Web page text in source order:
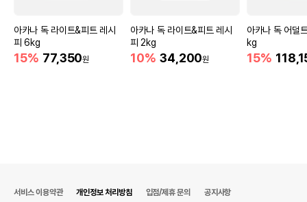
아카나 독 라이트&피트 레시
피 6kg
15% 77,350원
아카나 독 라이트&피트 레시
피 2kg
10% 34,200원
아카나 독 어덜
kg
15%
서비스 이용약관 개인정보 처리방침 입점/제휴 문의 공지사항